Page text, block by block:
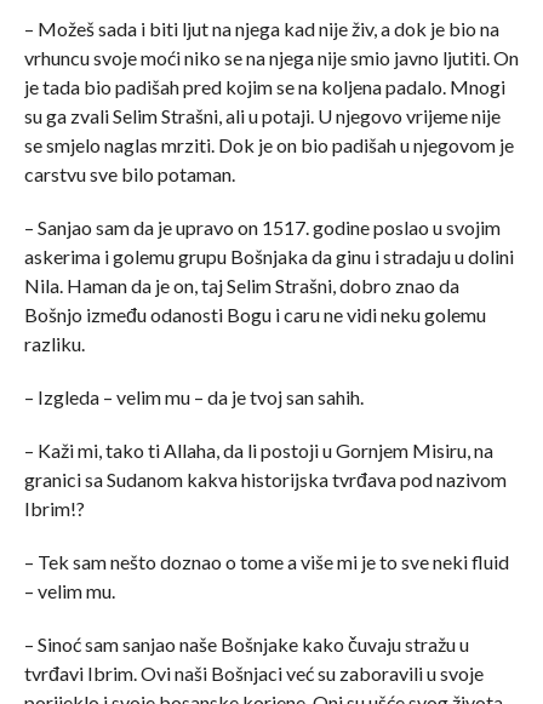
– Možeš sada i biti ljut na njega kad nije živ, a dok je bio na
vrhuncu svoje moći niko se na njega nije smio javno ljutiti. On
je tada bio padišah pred kojim se na koljena padalo. Mnogi
su ga zvali Selim Strašni, ali u potaji. U njegovo vrijeme nije
se smjelo naglas mrziti. Dok je on bio padišah u njegovom je
carstvu sve bilo potaman.
– Sanjao sam da je upravo on 1517. godine poslao u svojim
askerima i golemu grupu Bošnjaka da ginu i stradaju u dolini
Nila. Haman da je on, taj Selim Strašni, dobro znao da
Bošnjo između odanosti Bogu i caru ne vidi neku golemu
razliku.
– Izgleda – velim mu – da je tvoj san sahih.
– Kaži mi, tako ti Allaha, da li postoji u Gornjem Misiru, na
granici sa Sudanom kakva historijska tvrđava pod nazivom
Ibrim!?
– Tek sam nešto doznao o tome a više mi je to sve neki fluid
– velim mu.
– Sinoć sam sanjao naše Bošnjake kako čuvaju stražu u
tvrđavi Ibrim. Ovi naši Bošnjaci već su zaboravili u svoje